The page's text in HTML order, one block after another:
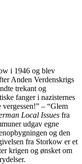
i 1946 og blev
Anden Verdenskrigs
trekant og
fanger i nazisternes
– “Glem
Local Issues fra
udgav egne
og den
fra Storkow er et
krigen og ønsket om